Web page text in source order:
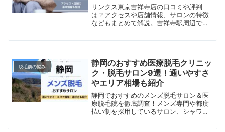
リンクス東京吉祥寺店の口コミや評判
は？アクセスや店舗情報、サロンの特徴
などもまとめて解説。吉祥寺駅周辺でメ
考にしてください。
脱毛前の悩み
静岡のおすすめ医療脱毛クリニッ
ク・脱毛サロン9選！通いやすさ
やエリア相場も紹介
静岡でおすすめのメンズ脱毛サロン＆医
療脱毛院を徹底調査！メンズ専門や都度
払い制を採用しているサロン、シャワー
実際の施術の流れや脱毛のメリット・デ